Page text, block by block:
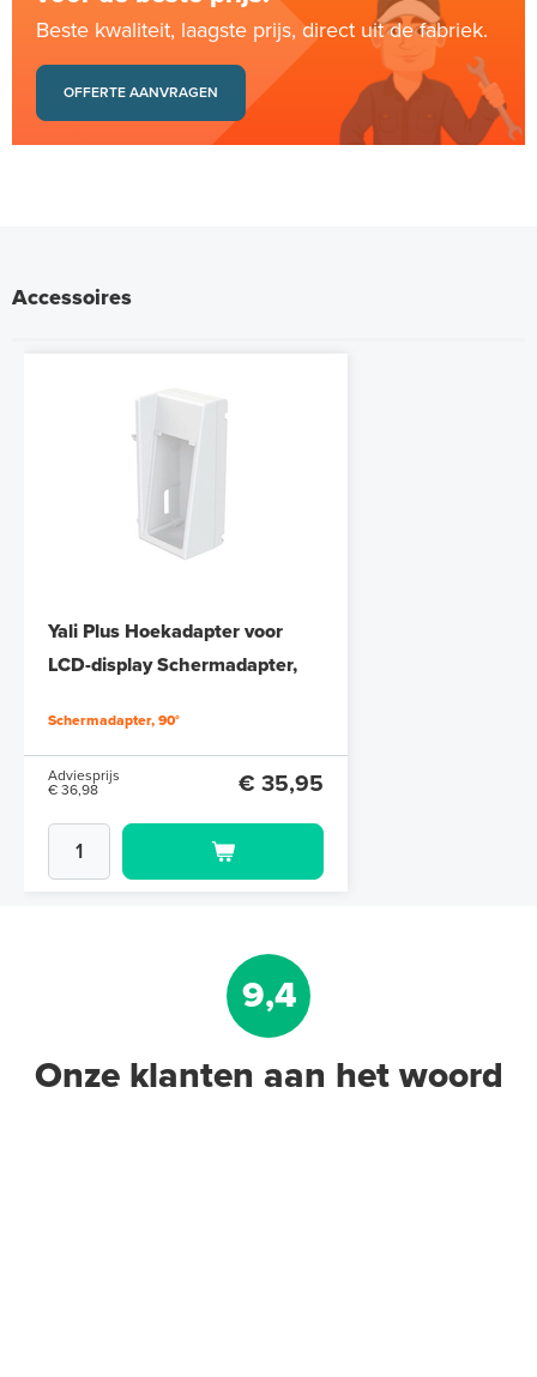
Beste kwaliteit, laagste prijs, direct uit de fabriek.
OFFERTE AANVRAGEN
Accessoires
Yali Plus Hoekadapter voor
LCD-display Schermadapter,
Schermadapter, 90°
Adviesprijs
€ 36,98
€ 35,95
9,4
Onze klanten aan het woord